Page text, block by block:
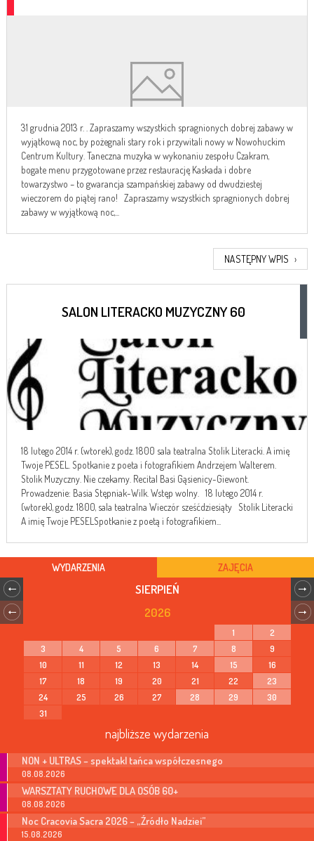
31 grudnia 2013 r. . Zapraszamy wszystkich spragnionych dobrej zabawy w
wyjątkową noc, by pożegnali stary rok i przywitali nowy w Nowohuckim
Centrum Kultury. Taneczna muzyka w wykonaniu zespołu Czakram,
bogate menu przygotowane przez restaurację Kaskada i dobre
towarzystwo – to gwarancja szampańskiej zabawy od dwudziestej
wieczorem do piątej rano! Zapraszamy wszystkich spragnionych dobrej
zabawy w wyjątkową noc,...
NASTĘPNY WPIS ›
SALON LITERACKO MUZYCZNY 60
18 lutego 2014 r. (wtorek), godz. 1800 sala teatralna Stolik Literacki. A imię
Twoje PESEL. Spotkanie z poeta i fotografikiem Andrzejem Walterem.
Stolik Muzyczny. Nie czekamy. Recital Basi Gąsienicy-Giewont.
Prowadzenie: Basia Stępniak-Wilk. Wstęp wolny. 18 lutego 2014 r.
(wtorek), godz. 1800, sala teatralna Wieczór sześćdziesiąty Stolik Literacki
A imię Twoje PESELSpotkanie z poetą i fotografikiem...
WYDARZENIA ZAJĘCIA
SIERPIEŃ
2026
1
2
3
4 5 6 7 8
9
10
11 12 13 14 15
16
17
18 19 20 21 22
23
24
25 26 27 28 29
30
31
najbliższe wydarzenia
NON + ULTRAS – spektakl tańca współczesnego
08.08.2026
WARSZTATY RUCHOWE DLA OSÓB 60+
08.08.2026
Noc Cracovia Sacra 2026 – „Źródło Nadziei”
15.08.2026